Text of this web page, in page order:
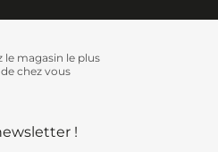
le magasin le plus
chez vous
!